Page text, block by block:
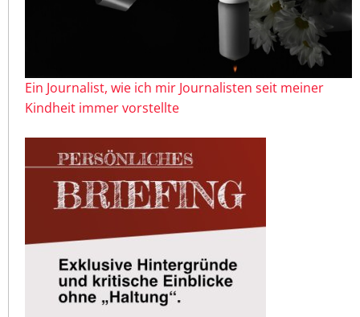
Ein Journalist, wie ich mir Journalisten seit meiner
Kindheit immer vorstellte